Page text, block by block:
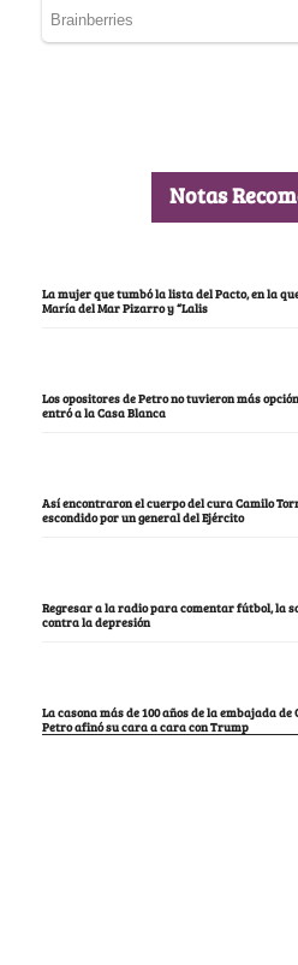
Notas
La mujer que tumbó la lista del Pacto, en la
María del Mar Pizarro y “Lalis
Los opositores de Petro no tuvieron más
entró a la Casa Blanca
Así encontraron el cuerpo del cura Camilo
escondido por un general del Ejército
Regresar a la radio para comentar fútbol, la
contra la depresión
La casona más de 100 años de la embajada
Petro afinó su cara a cara con Trump